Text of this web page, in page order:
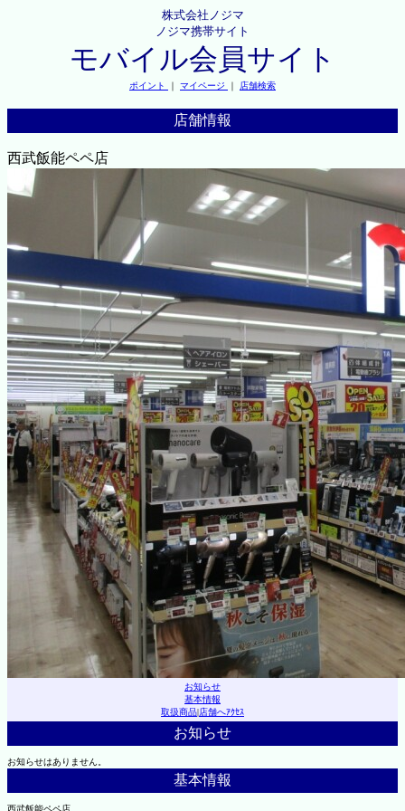
株式会社ノジマ
ノジマ携帯サイト
モバイル会員サイト
ポイント ｜ マイページ ｜ 店舗検索
店舗情報
西武飯能ペペ店
お知らせ
基本情報
取扱商品|店舗へｱｸｾｽ
お知らせ
お知らせはありません。
基本情報
西武飯能ペペ店